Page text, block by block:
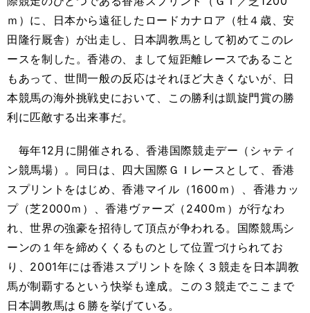
ｍ）に、日本から遠征したロードカナロア（牡４歳、安
田隆行厩舎）が出走し、日本調教馬として初めてこのレ
ースを制した。香港の、まして短距離レースであること
もあって、世間一般の反応はそれほど大きくないが、日
本競馬の海外挑戦史において、この勝利は凱旋門賞の勝
利に匹敵する出来事だ。
毎年12月に開催される、香港国際競走デー（シャティ
ン競馬場）。同日は、四大国際ＧＩレースとして、香港
スプリントをはじめ、香港マイル（1600ｍ）、香港カッ
プ（芝2000ｍ）、香港ヴァーズ（2400ｍ）が行なわ
れ、世界の強豪を招待して頂点が争われる。国際競馬シ
ーンの１年を締めくくるものとして位置づけられてお
り、2001年には香港スプリントを除く３競走を日本調教
馬が制覇するという快挙も達成。この３競走でここまで
日本調教馬は６勝を挙げている。